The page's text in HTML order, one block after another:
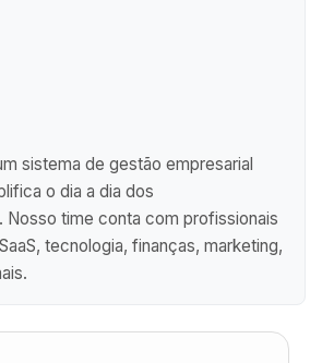
sistema de gestão empresarial
o dia a dia dos
Nosso time conta com profissionais
tecnologia, finanças, marketing,